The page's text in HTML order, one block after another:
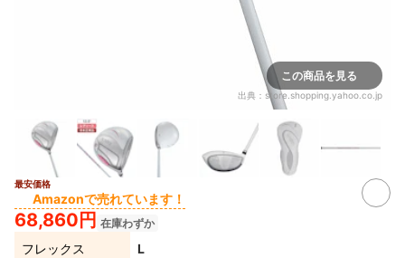
この商品を見る
出典： store.shopping.yahoo.co.jp
最安価格
Amazonで売れています！
68,860円 在庫わずか
フレックス L